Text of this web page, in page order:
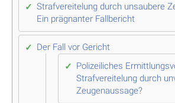
Strafvereitelung durch unsaubere
Ein prägnanter Fallbericht
Der Fall vor Gericht
Polizeiliches
Strafvereitelung durch
Zeugenaussage?